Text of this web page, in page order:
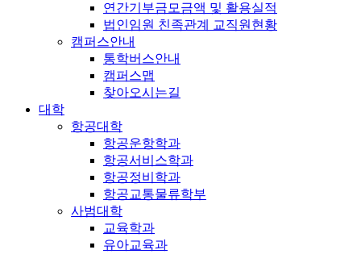
연간기부금모금액 및 활용실적
법인임원 친족관계 교직원현황
캠퍼스안내
통학버스안내
캠퍼스맵
찾아오시는길
대학
항공대학
항공운항학과
항공서비스학과
항공정비학과
항공교통물류학부
사범대학
교육학과
유아교육과